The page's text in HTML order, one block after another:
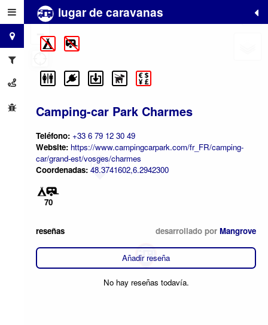
lugar de caravanas
Camping-car Park Charmes
Teléfono: +33 6 79 12 30 49
Website: https://www.campingcarpark.com/fr_FR/camping-
car/grand-est/vosges/charmes
Coordenadas: 48.3741602,6.2942300
70
reseñas desarrollado por Mangrove
Añadir reseña
No hay reseñas todavía.
+
−